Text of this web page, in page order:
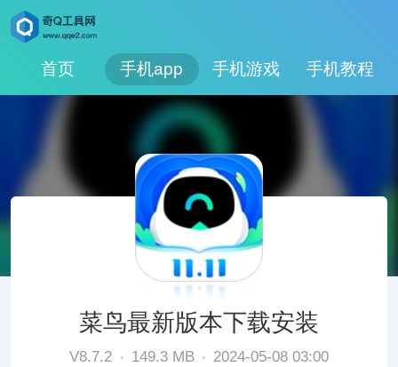
首页 手机app 手机游戏 手机教程
菜鸟最新版本下载安装
V8.7.2 149.3 MB 2024-05-08 03:00